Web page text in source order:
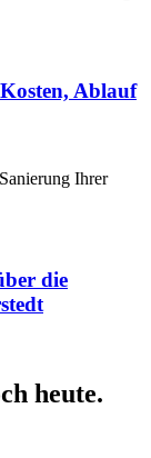
Ablauf
die
heute.